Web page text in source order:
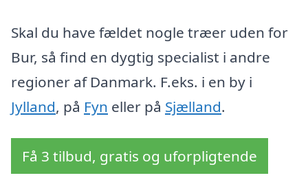
Skal du have fældet nogle træer uden for
Bur, så find en dygtig specialist i andre
regioner af Danmark. F.eks. i en by i
Jylland, på Fyn eller på Sjælland.
Få 3 tilbud, gratis og uforpligtende